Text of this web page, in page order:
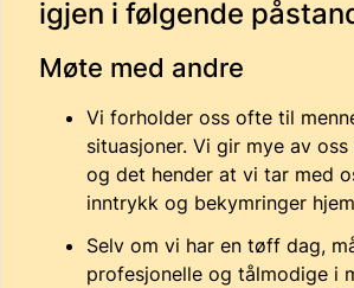
igjen i følgende
Møte med andre
Vi forholder oss ofte til
situasjoner. Vi gir mye av
og det hender at vi tar med
inntrykk og bekymringer
Selv om vi har en tøff dag,
profesjonelle og tålmodige i